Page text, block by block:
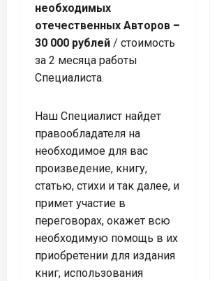
необходимых
отечественных Авторов –
30 000 рублей / стоимость
за 2 месяца работы
Специалиста.
Наш Специалист найдет
правообладателя на
необходимое для вас
произведение, книгу,
статью, стихи и так далее, и
примет участие в
переговорах, окажет всю
необходимую помощь в их
приобретении для издания
книг, использования